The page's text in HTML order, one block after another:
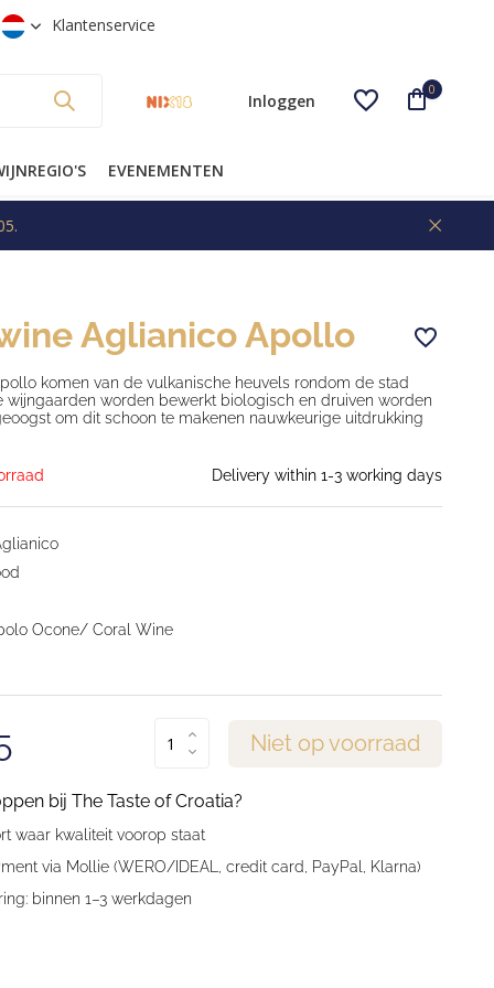
Gratis verzending vanaf €99* (NL)
Klantenservice
Inloggen
0
EVENEMENTEN
Aglianico Apollo
komen van de vulkanische heuvels rondom de stad
wijngaarden worden bewerkt biologisch en druiven worden
om dit schoon te makenen nauwkeurige uitdrukking
Delivery within 1-3 working days
Ocone/ Coral Wine
Niet op voorraad
bij The Taste of Croatia?
waar kwaliteit voorop staat
via Mollie (WERO/IDEAL, credit card, PayPal, Klarna)
binnen 1–3 werkdagen